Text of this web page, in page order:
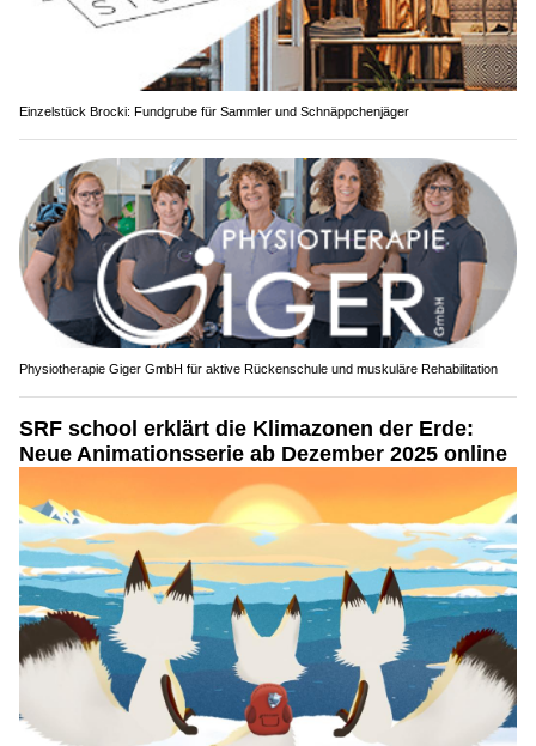
Einzelstück Brocki: Fundgrube für Sammler und Schnäppchenjäger
Physiotherapie Giger GmbH für aktive Rückenschule und muskuläre Rehabilitation
SRF school erklärt die Klimazonen der Erde:
Neue Animationsserie ab Dezember 2025 online